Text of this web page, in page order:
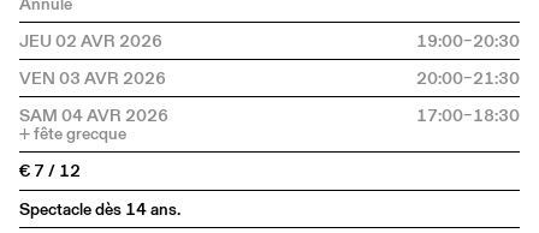
JEU 02 AVR 2026
19:00–20:30
VEN 03 AVR 2026
20:00–21:30
SAM 04 AVR 2026
17:00–18:30
€ 7 / 12
Spectacle dès 14 ans.